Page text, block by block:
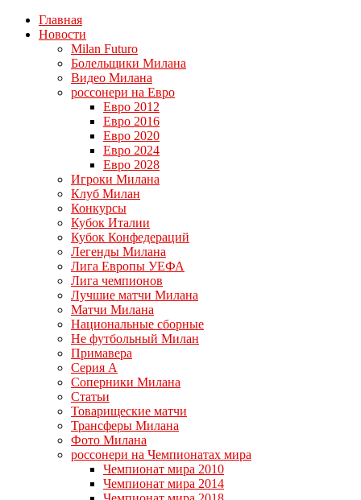
Главная
Новости
Milan Futuro
Болельщики Милана
Видео Милана
россонери на Евро
Евро 2012
Евро 2016
Евро 2020
Евро 2024
Евро 2028
Игроки Милана
Клуб Милан
Конкурсы
Кубок Италии
Кубок Конфедераций
Легенды Милана
Лига Европы УЕФА
Лига чемпионов
Лучшие матчи Милана
Матчи Милана
Национальные сборные
Не футбольный Милан
Примавера
Серия А
Соперники Милана
Статьи
Товарищеские матчи
Трансферы Милана
Фото Милана
россонери на Чемпионатах мира
Чемпионат мира 2010
Чемпионат мира 2014